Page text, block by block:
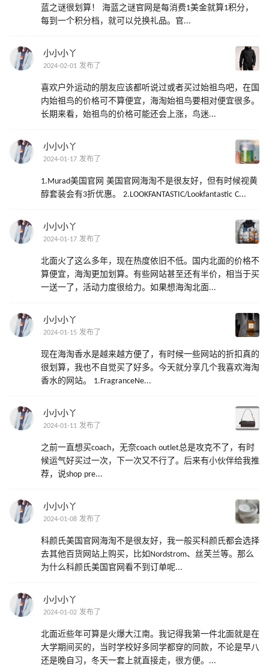
蓝之谜很划算！ 海蓝之谜官网是每消费1美金就算1积分，
每到一个积分档，就可以兑换礼品。官...
小小小丫
2024-02-01 发布了
喜欢户外运动的朋友应该都听说过或者买过始祖鸟吧，在国
内始祖鸟的价格可不算便宜，海淘始祖鸟要相对便宜很多。
长期来看，始祖鸟的价格可能还会上涨，鸟迷...
小小小丫
2024-01-17 发布了
1.Murad美国官网 美国官网海淘不是很友好，但有时候视黄
醇套装会有3折优惠。 2.LOOKFANTASTIC/Lookfantastic C...
小小小丫
2024-01-17 发布了
北面火了这么多年，现在热度依旧不低。国内北面的价格不
算便宜，海淘更加划算。有些网站甚至还有半价，相当于买
一送一了，活动力度很给力。如果想海淘北面...
小小小丫
2024-01-15 发布了
现在海淘香水是越来越方便了，有时候一些网站的折扣真的
很划算，我也不自觉买了好多。今天就分享几个我喜欢海淘
香水的网站。 1.FragranceNe...
小小小丫
2024-01-11 发布了
之前一直想买coach，无奈coach outlet总是攻克不了，有时
候运气好买过一次，下一次又不行了。后来有小伙伴给我推
荐，说shop pre...
小小小丫
2024-01-08 发布了
科颜氏美国官网海淘不是很友好，我一般买科颜氏都会选择
去其他百货网站上购买，比如Nordstrom、丝芙兰等。那么
为什么科颜氏美国官网看不到订单呢...
小小小丫
2024-01-02 发布了
北面近些年可算是火爆大江南。我记得我第一件北面就是在
大学期间买的，当时学校好多同学都穿的同款，不论是早八
还是晚自习，冬天一套上就直接走，很方便。...